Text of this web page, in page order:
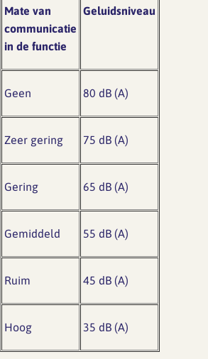
Mate van
communicatie
in de functie
Geluidsniveau
Geen 80 dB (A)
Zeer gering 75 dB (A)
Gering 65 dB (A)
Gemiddeld 55 dB (A)
Ruim 45 dB (A)
Hoog 35 dB (A)